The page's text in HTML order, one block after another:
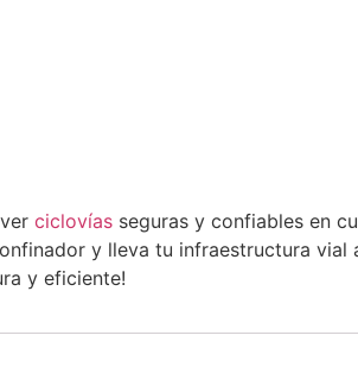
ciclovías seguras y confiables en
y lleva tu infraestructura vial
y eficiente!